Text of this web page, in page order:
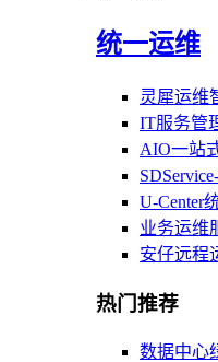
统一运维
灵犀运维
IT服务管
AIO一站
U-Center
业务运维
安仔远程
热门推荐
数据中心